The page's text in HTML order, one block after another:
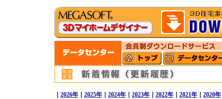
2026年 2025年 2024年 2023年 2022年 2021年 2020年